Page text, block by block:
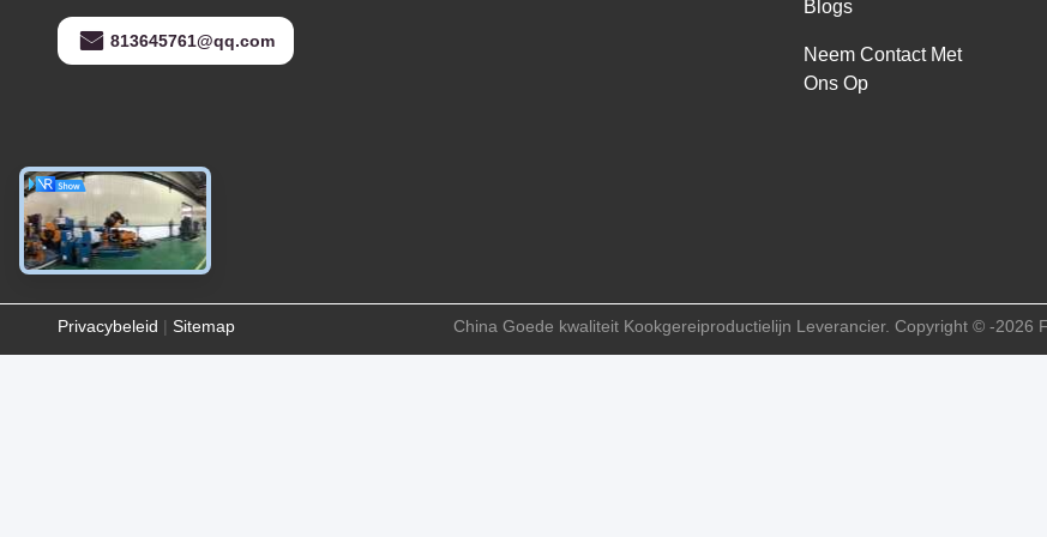
813645761@qq.com
Blogs
Neem Contact Met
Ons Op
Privacybeleid | Sitemap China Goede kwaliteit Kookgereiproductielijn Leverancier. Copyright © -2026